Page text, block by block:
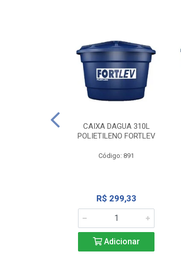
CAIXA DAGUA 310L
POLIETILENO FORTLEV
Código: 891
R$ 299,33
Adicionar